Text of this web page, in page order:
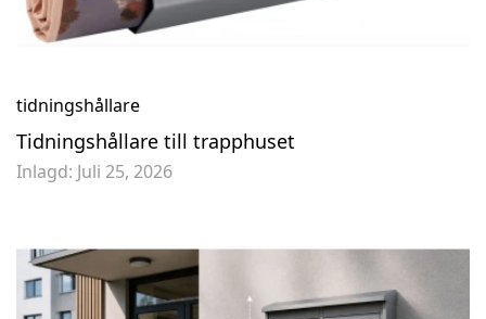
tidningshållare
Tidningshållare till trapphuset
Inlagd: Juli 25, 2026